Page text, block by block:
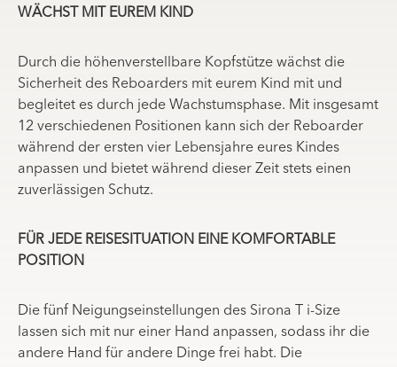
WÄCHST MIT EUREM KIND
Durch die höhenverstellbare Kopfstütze wächst die
Sicherheit des Reboarders mit eurem Kind mit und
begleitet es durch jede Wachstumsphase. Mit insgesamt
12 verschiedenen Positionen kann sich der Reboarder
während der ersten vier Lebensjahre eures Kindes
anpassen und bietet während dieser Zeit stets einen
zuverlässigen Schutz.
FÜR JEDE REISESITUATION EINE KOMFORTABLE
POSITION
Die fünf Neigungseinstellungen des Sirona T i-Size
lassen sich mit nur einer Hand anpassen, sodass ihr die
andere Hand für andere Dinge frei habt. Die